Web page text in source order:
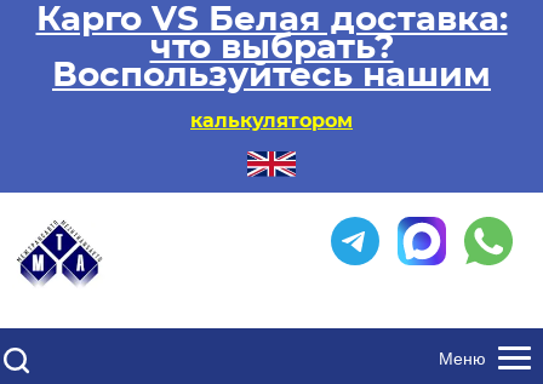
Карго VS Белая доставка:
что выбрать?
Воспользуйтесь нашим
калькулятором
Меню